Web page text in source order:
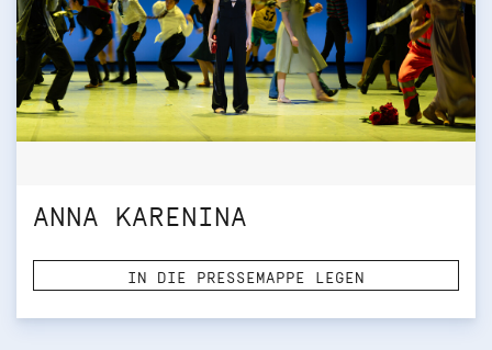
ANNA KARENINA
IN DIE PRESSEMAPPE LEGEN